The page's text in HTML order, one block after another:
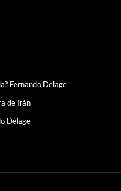
Fernando Delage
de Irán
Delage